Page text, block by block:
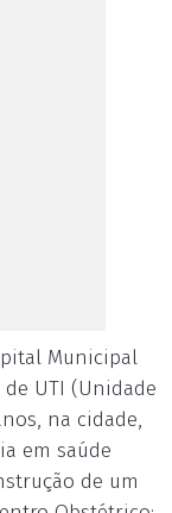
Municipal
UTI (Unidade
na cidade,
em saúde
de um